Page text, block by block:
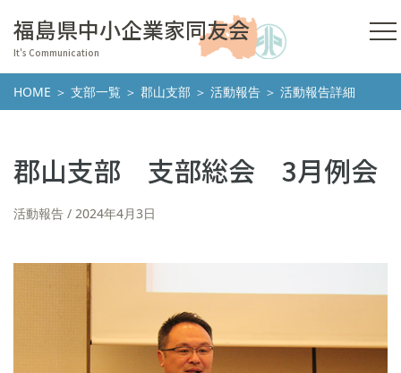
福島県中小企業家同友会
It's Communication
HOME ＞ 支部一覧 ＞ 郡山支部 ＞ 活動報告 ＞ 活動報告詳細
郡山支部 支部総会 3月例会
活動報告 2024年4月3日